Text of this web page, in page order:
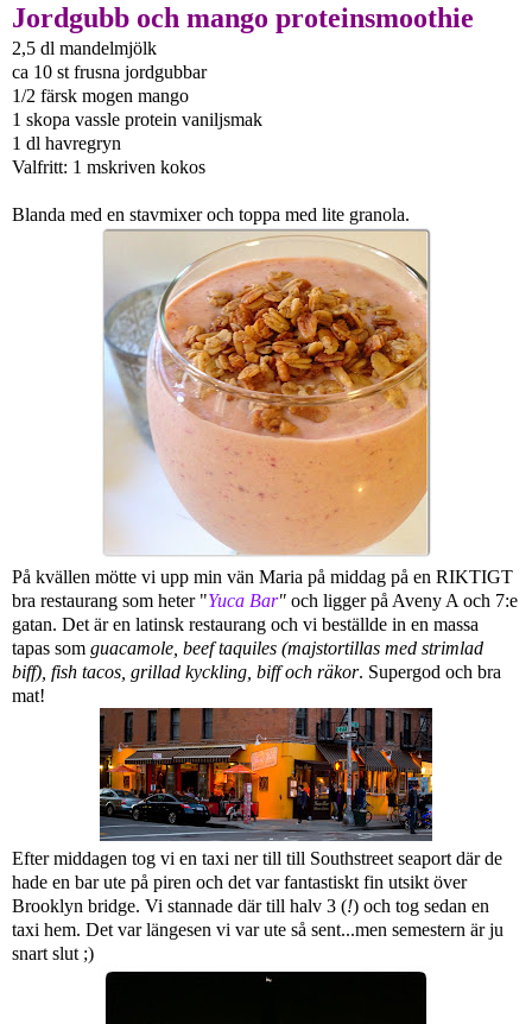
Jordgubb och mango proteinsmoothie
2,5 dl mandelmjölk
ca 10 st frusna jordgubbar
1/2 färsk mogen mango
1 skopa vassle protein vaniljsmak
1 dl havregryn
Valfritt: 1 mskriven kokos
Blanda med en stavmixer och toppa med lite granola.
På kvällen mötte vi upp min vän Maria på middag på en RIKTIGT
bra restaurang som heter "Yuca Bar" och ligger på Aveny A och 7:e
gatan. Det är en latinsk restaurang och vi beställde in en massa
tapas som guacamole, beef taquiles (majstortillas med strimlad
biff), fish tacos, grillad kyckling, biff och räkor. Supergod och bra
mat!
Efter middagen tog vi en taxi ner till till Southstreet seaport där de
hade en bar ute på piren och det var fantastiskt fin utsikt över
Brooklyn bridge. Vi stannade där till halv 3 (!) och tog sedan en
taxi hem. Det var längesen vi var ute så sent...men semestern är ju
snart slut ;)